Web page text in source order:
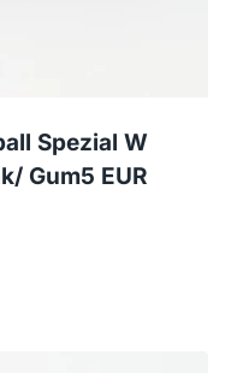
Spezial W
Gum5 EUR